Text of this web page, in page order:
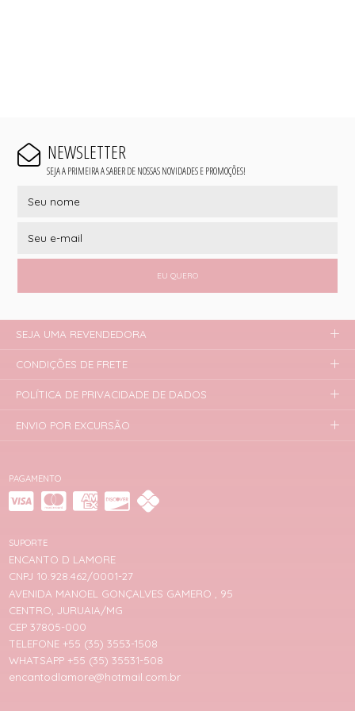
NEWSLETTER
SEJA A PRIMEIRA A SABER DE NOSSAS NOVIDADES E PROMOÇÕES!
EU QUERO
PAGAMENTO
SUPORTE
ENCANTO D LAMORE
CNPJ 10.928.462/0001-27
AVENIDA MANOEL GONÇALVES GAMERO , 95
CENTRO, JURUAIA/MG
CEP 37805-000
TELEFONE +55 (35) 3553-1508
WHATSAPP +55 (35) 35531-508
encantodlamore@hotmail.com.br
SEJA UMA REVENDEDORA
CONDIÇÕES DE FRETE
POLÍTICA DE PRIVACIDADE DE DADOS
ENVIO POR EXCURSÃO